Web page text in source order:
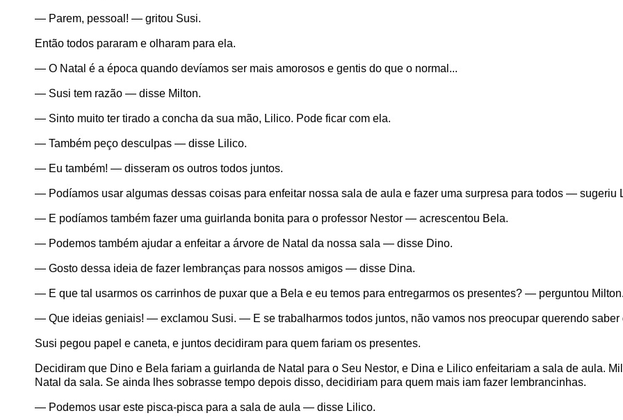
— Parem, pessoal! — gritou Susi.
Então todos pararam e olharam para ela.
— O Natal é a época quando devíamos ser mais amorosos e gentis do que o normal...
— Susi tem razão — disse Milton.
— Sinto muito ter tirado a concha da sua mão, Lilico. Pode ficar com ela.
— Também peço desculpas — disse Lilico.
— Eu também! — disseram os outros todos juntos.
— Podíamos usar algumas dessas coisas para enfeitar nossa sala de aula e fazer uma surpresa para todos — sugeriu
— E podíamos também fazer uma guirlanda bonita para o professor Nestor — acrescentou Bela.
— Podemos também ajudar a enfeitar a árvore de Natal da nossa sala — disse Dino.
— Gosto dessa ideia de fazer lembranças para nossos amigos — disse Dina.
— E que tal usarmos os carrinhos de puxar que a Bela e eu temos para entregarmos os presentes? — perguntou Milton.
— Que ideias geniais! — exclamou Susi. — E se trabalharmos todos juntos, não vamos nos preocupar querendo saber
Susi pegou papel e caneta, e juntos decidiram para quem fariam os presentes.
Decidiram que Dino e Bela fariam a guirlanda de Natal para o Seu Nestor, e Dina e Lilico enfeitariam a sala de aula.
Natal da sala. Se ainda lhes sobrasse tempo depois disso, decidiriam para quem mais iam fazer lembrancinhas.
— Podemos usar este pisca-pisca para a sala de aula — disse Lilico.